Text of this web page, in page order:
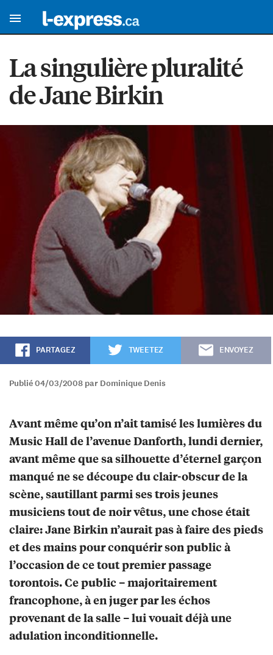
La singulière pluralité
de Jane Birkin
PARTAGEZ TWEETEZ ENVOYEZ
Publié 04/03/2008 par Dominique Denis
Avant même qu’on n’ait tamisé les lumières du
Music Hall de l’avenue Danforth, lundi dernier,
avant même que sa silhouette d’éternel garçon
manqué ne se découpe du clair-obscur de la
scène, sautillant parmi ses trois jeunes
musiciens tout de noir vêtus, une chose était
claire: Jane Birkin n’aurait pas à faire des pieds
et des mains pour conquérir son public à
l’occasion de ce tout premier passage
torontois. Ce public – majoritairement
francophone, à en juger par les échos
provenant de la salle – lui vouait déjà une
adulation inconditionnelle.